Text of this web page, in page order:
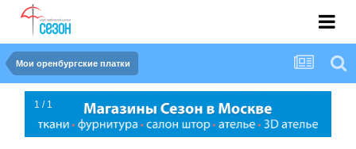
Мои оренбургские платки
1 / 1